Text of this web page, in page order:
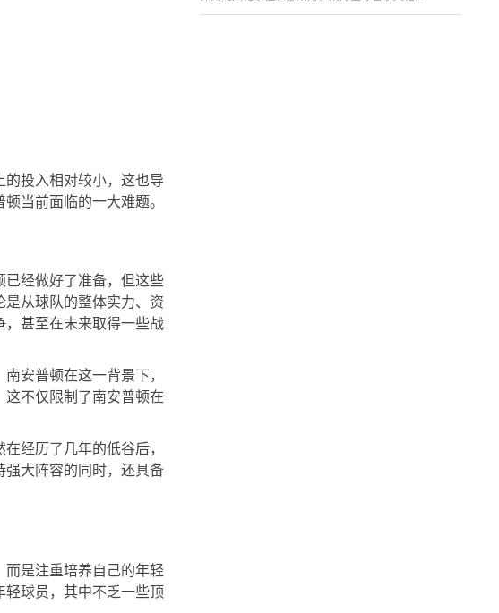
投入相对较小，这也导
当前面临的一大难题。
经做好了准备，但这些
从球队的整体实力、资
甚至在未来取得一些战
安普顿在这一背景下，
不仅限制了南安普顿在
经历了几年的低谷后，
大阵容的同时，还具备
是注重培养自己的年轻
球员，其中不乏一些顶
一部分。随着北京冬奥会的到来，汉城奥运会的